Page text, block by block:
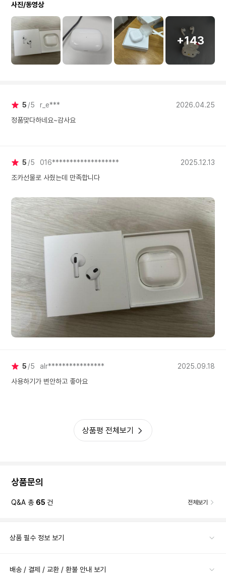
에 드네요~
사진/동영상
+143
5 5 r_e***
2026.04.25
정품맞다하네요~감사요
5 5 016*******************
2025.12.13
조카선물로 사줬는데 만족합니다
5 5 alr****************
2025.09.18
사용하기가 변안하고 좋아요
상품평 전체보기
상품문의
Q&A 총 65 건 전체보기
상품 필수 정보 보기
배송 / 결제 / 교환 / 환불 안내 보기